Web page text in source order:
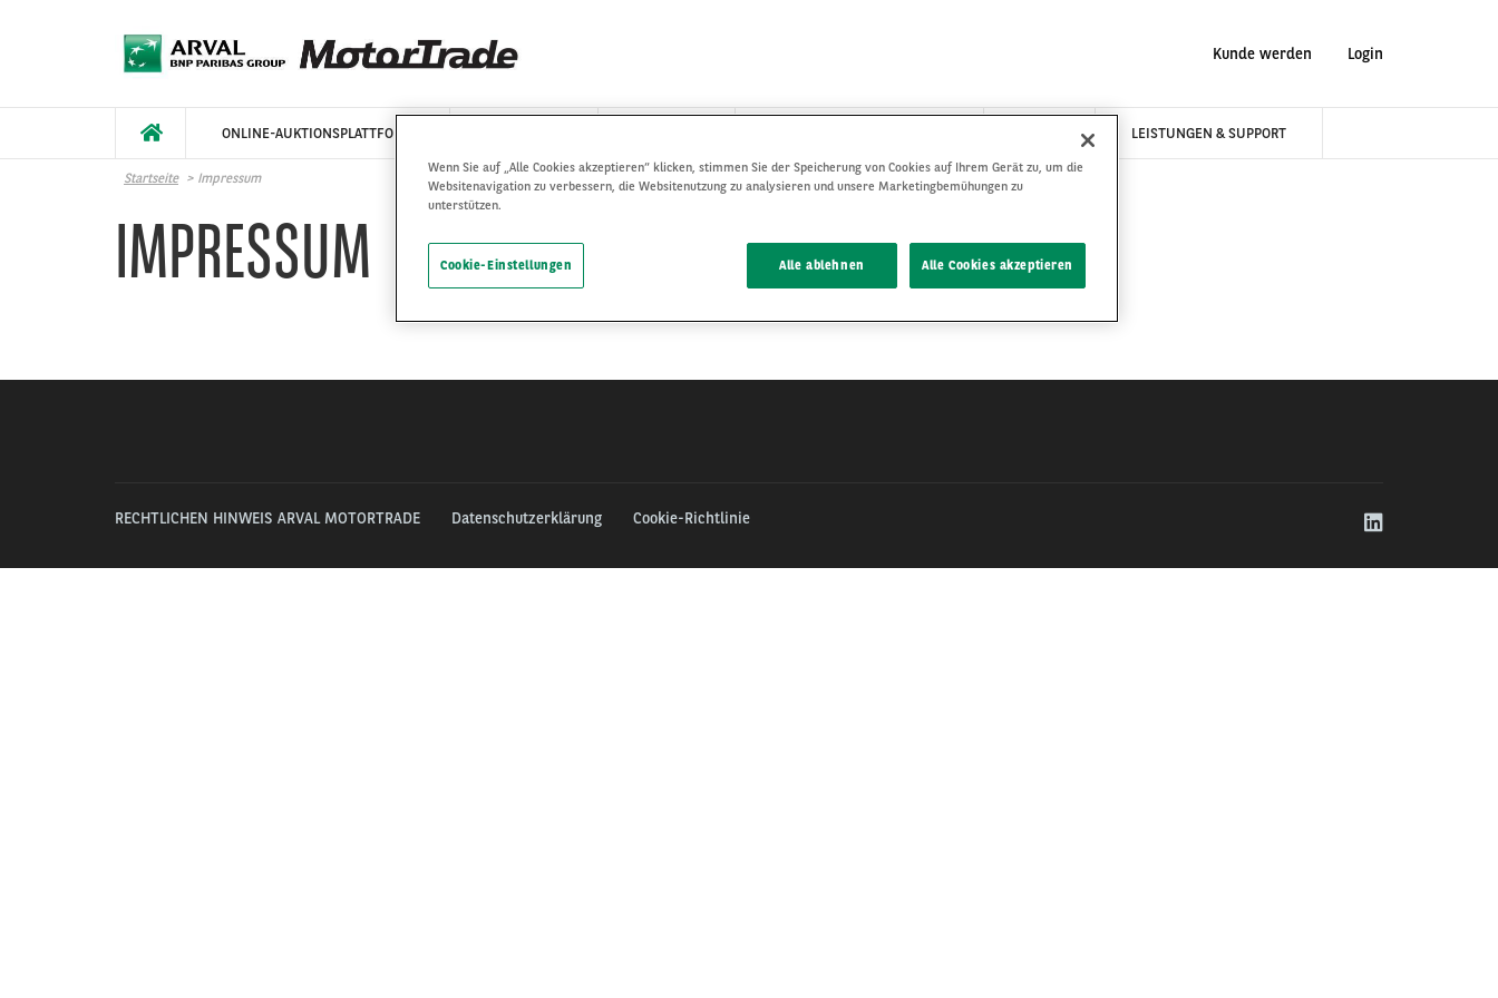
Kunde werden Login
ONLINE-AUKTIONSPLATTFORM LEISTUNGEN & SUPPORT
Startseite Impressum
IMPRESSUM
RECHTLICHEN HINWEIS ARVAL MOTORTRADE Datenschutzerklärung Cookie-Richtlinie
Wenn Sie auf „Alle Cookies akzeptieren“ klicken, stimmen Sie der Speicherung von Cookies auf Ihrem Gerät zu, um die
Websitenavigation zu verbessern, die Websitenutzung zu analysieren und unsere Marketingbemühungen zu
unterstützen.
Cookie-Einstellungen Alle ablehnen Alle Cookies akzeptieren